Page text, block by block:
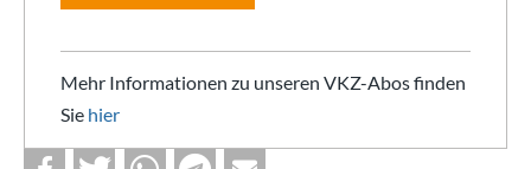
Mehr Informationen zu unseren VKZ-Abos finden
Sie hier